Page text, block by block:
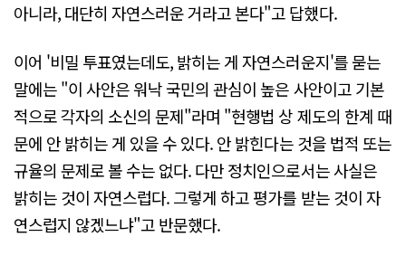
아니라, 대단히 자연스러운 거라고 본다"고 답했다.
이어 '비밀 투표였는데도, 밝히는 게 자연스러운지'를 묻는
말에는 "이 사안은 워낙 국민의 관심이 높은 사안이고 기본
적으로 각자의 소신의 문제"라며 "현행법 상 제도의 한계 때
문에 안 밝히는 게 있을 수 있다. 안 밝힌다는 것을 법적 또는
규율의 문제로 볼 수는 없다. 다만 정치인으로서는 사실은
밝히는 것이 자연스럽다. 그렇게 하고 평가를 받는 것이 자
연스럽지 않겠느냐"고 반문했다.